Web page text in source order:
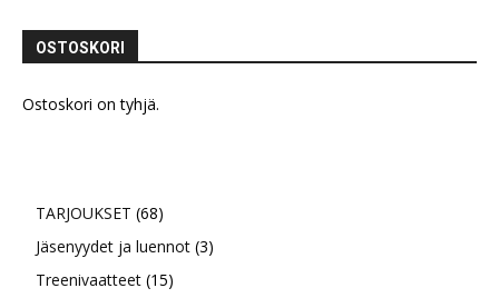
OSTOSKORI
Ostoskori on tyhjä.
TARJOUKSET 6868
tuotetta
Jäsenyydet ja luennot 33
Treenivaatteet 1515